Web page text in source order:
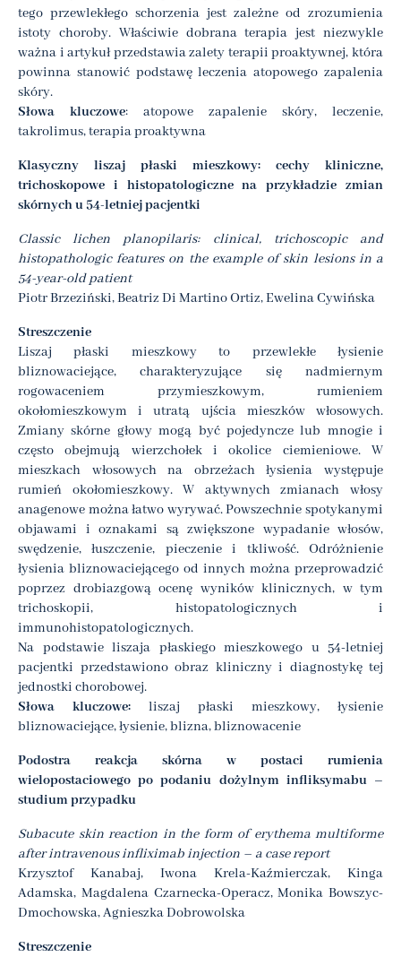
tego przewlekłego schorzenia jest zależne od zrozumienia
istoty choroby. Właściwie dobrana terapia jest niezwykle
ważna i artykuł przedstawia zalety terapii proaktywnej, która
powinna stanowić podstawę leczenia atopowego zapalenia
skóry.
Słowa kluczowe: atopowe zapalenie skóry, leczenie,
takrolimus, terapia proaktywna
Klasyczny liszaj płaski mieszkowy: cechy kliniczne,
trichoskopowe i histopatologiczne na przykładzie zmian
skórnych u 54-letniej pacjentki
Classic lichen planopilaris: clinical, trichoscopic and
histopathologic features on the example of skin lesions in a
54-year-old patient
Piotr Brzeziński, Beatriz Di Martino Ortiz, Ewelina Cywińska
Streszczenie
Liszaj płaski mieszkowy to przewlekłe łysienie
bliznowaciejące, charakteryzujące się nadmiernym
rogowaceniem przymieszkowym, rumieniem
okołomieszkowym i utratą ujścia mieszków włosowych.
Zmiany skórne głowy mogą być pojedyncze lub mnogie i
często obejmują wierzchołek i okolice ciemieniowe. W
mieszkach włosowych na obrzeżach łysienia występuje
rumień okołomieszkowy. W aktywnych zmianach włosy
anagenowe można łatwo wyrywać. Powszechnie spotykanymi
objawami i oznakami są zwiększone wypadanie włosów,
swędzenie, łuszczenie, pieczenie i tkliwość. Odróżnienie
łysienia bliznowaciejącego od innych można przeprowadzić
poprzez drobiazgową ocenę wyników klinicznych, w tym
trichoskopii, histopatologicznych i
immunohistopatologicznych.
Na podstawie liszaja płaskiego mieszkowego u 54-letniej
pacjentki przedstawiono obraz kliniczny i diagnostykę tej
jednostki chorobowej.
Słowa kluczowe: liszaj płaski mieszkowy, łysienie
bliznowaciejące, łysienie, blizna, bliznowacenie
Podostra reakcja skórna w postaci rumienia
wielopostaciowego po podaniu dożylnym infliksymabu –
studium przypadku
Subacute skin reaction in the form of erythema multiforme
after intravenous infliximab injection – a case report
Krzysztof Kanabaj, Iwona Krela-Kaźmierczak, Kinga
Adamska, Magdalena Czarnecka-Operacz, Monika Bowszyc-
Dmochowska, Agnieszka Dobrowolska
Streszczenie